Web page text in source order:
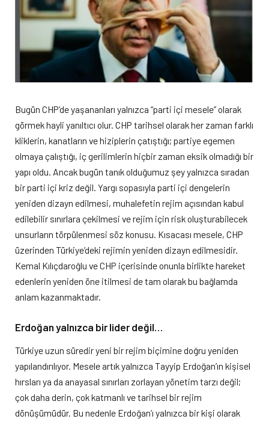
Bugün CHP’de yaşananları yalnızca “parti içi mesele” olarak
görmek hayli yanıltıcı olur. CHP tarihsel olarak her zaman farklı
kliklerin, kanatların ve hiziplerin çatıştığı; partiye egemen
olmaya çalıştığı, iç gerilimlerin hiçbir zaman eksik olmadığı bir
yapı oldu. Ancak bugün tanık olduğumuz şey yalnızca sıradan
bir parti içi kriz değil. Yargı sopasıyla parti içi dengelerin
yeniden dizayn edilmesi, muhalefetin rejim açısından kabul
edilebilir sınırlara çekilmesi ve rejim için risk oluşturabilecek
unsurların törpülenmesi söz konusu. Kısacası mesele, CHP
üzerinden Türkiye’deki rejimin yeniden dizayn edilmesidir.
Kemal Kılıçdaroğlu ve CHP içerisinde onunla birlikte hareket
edenlerin yeniden öne itilmesi de tam olarak bu bağlamda
anlam kazanmaktadır.
Erdoğan yalnızca bir lider değil…
Türkiye uzun süredir yeni bir rejim biçimine doğru yeniden
yapılandırılıyor. Mesele artık yalnızca Tayyip Erdoğan’ın kişisel
hırsları ya da anayasal sınırları zorlayan yönetim tarzı değil;
çok daha derin, çok katmanlı ve tarihsel bir rejim
dönüşümüdür. Bu nedenle Erdoğan’ı yalnızca bir kişi olarak